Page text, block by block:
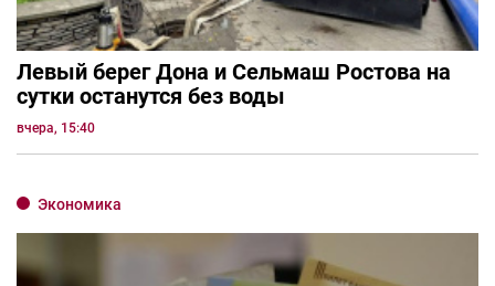
Левый берег Дона и Сельмаш Ростова на
сутки останутся без воды
вчера, 15:40
Экономика